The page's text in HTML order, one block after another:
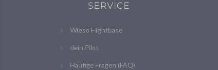
SERVICE
Wieso Flightbase
dein Pilot
Häufige Fragen (FAQ)